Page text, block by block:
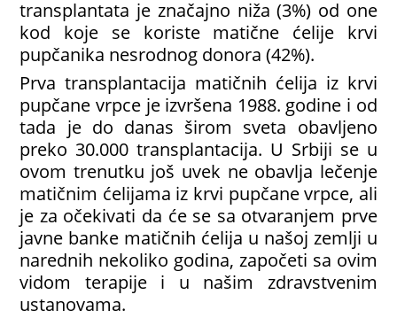
transplantata je značajno niža (3%) od one
kod koje se koriste matične ćelije krvi
pupčanika nesrodnog donora (42%).
Prva transplantacija matičnih ćelija iz krvi
pupčane vrpce je izvršena 1988. godine i od
tada je do danas širom sveta obavljeno
preko 30.000 transplantacija. U Srbiji se u
ovom trenutku još uvek ne obavlja lečenje
matičnim ćelijama iz krvi pupčane vrpce, ali
je za očekivati da će se sa otvaranjem prve
javne banke matičnih ćelija u našoj zemlji u
narednih nekoliko godina, započeti sa ovim
vidom terapije i u našim zdravstvenim
ustanovama.